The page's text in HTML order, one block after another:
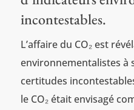
incontestables.
L’affaire du CO₂ est
environnementalistes à
certitudes
le CO₂ était envisagé